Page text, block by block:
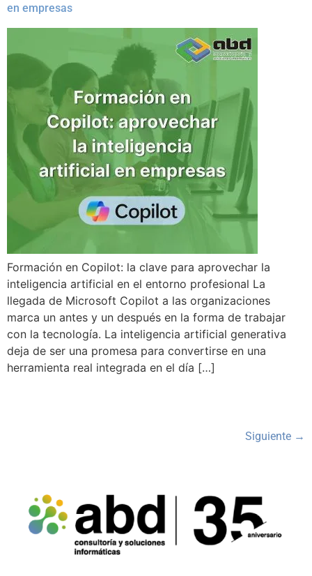
en empresas
Formación en Copilot: la clave para aprovechar la
inteligencia artificial en el entorno profesional La
llegada de Microsoft Copilot a las organizaciones
marca un antes y un después en la forma de trabajar
con la tecnología. La inteligencia artificial generativa
deja de ser una promesa para convertirse en una
herramienta real integrada en el día […]
Siguiente →